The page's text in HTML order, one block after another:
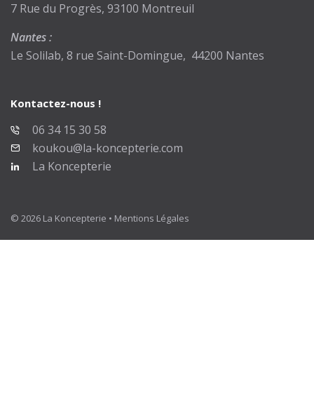
7 Rue du Progrès, 93100 Montreuil
Nantes :
Le Solilab, 8 rue Saint-Domingue, 44200 Nantes
Kontactez-nous !
06 34 15 30 58
koukou@la-koncepterie.com
La Koncepterie
© 2026 La Koncepterie • Mentions Légales